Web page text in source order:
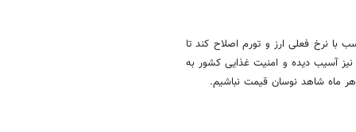
با نرخ فعلی ارز و تورم اصلاح کند تا
نیز آسیب دیده و امنیت غذایی کشور به
ماه شاهد نوسان قیمت نباشیم.